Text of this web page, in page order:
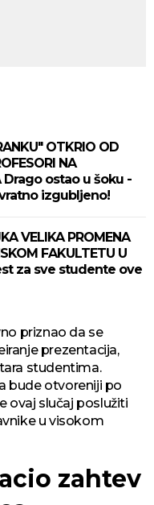
OTKRIO OD
NA
Drago ostao u šoku -
izgubljeno!
VELIKA PROMENA
FAKULTETU U
za sve studente ove
priznao da se
prezentacija,
studentima.
bude otvoreniji po
ovaj slučaj poslužiti
u visokom
zahtev